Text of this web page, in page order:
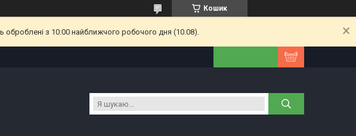
Кошик
з 10:00 найближчого робочого дня (10.08).